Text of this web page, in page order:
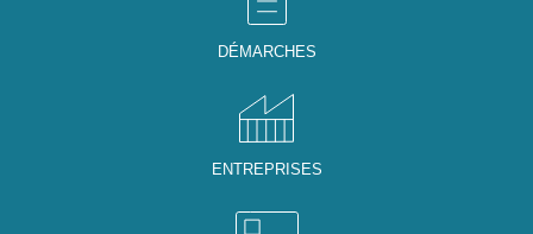
DÉMARCHES
ENTREPRISES